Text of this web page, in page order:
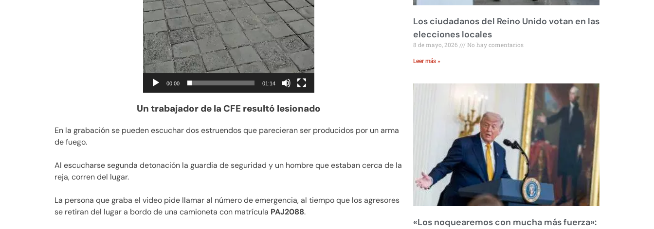
00:00 01:14
Un trabajador de la CFE resultó lesionado
En la grabación se pueden escuchar dos estruendos que parecieran ser producidos por un arma
de fuego.
Al escucharse segunda detonación la guardia de seguridad y un hombre que estaban cerca de la
reja, corren del lugar.
La persona que graba el video pide llamar al número de emergencia, al tiempo que los agresores
se retiran del lugar a bordo de una camioneta con matrícula PAJ2088.
Los ciudadanos del Reino Unido votan en las
elecciones locales
8 de mayo, 2026 No hay comentarios
Leer más »
«Los noquearemos con mucha más fuerza»: